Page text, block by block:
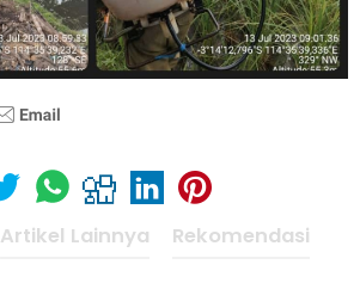
Artikel Lainnya Rekomendasi